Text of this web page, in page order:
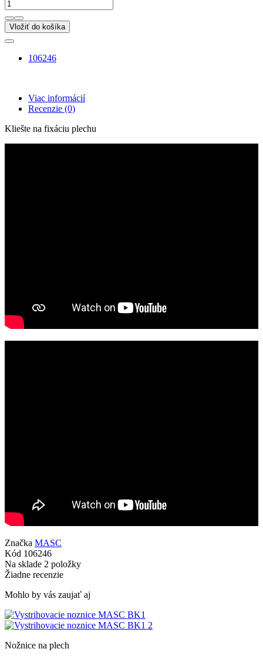
Vložiť do košíka
106246
Viac informácií
Recenzie (0)
Kliešte na fixáciu plechu
Značka MASC
Kód 106246
Na sklade 2 položky
Žiadne recenzie
Mohlo by vás zaujať aj
Nožnice na plech